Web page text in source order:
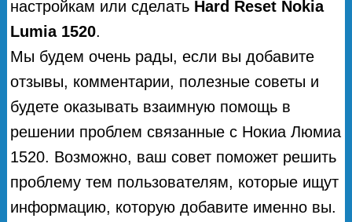
настройкам или сделать Hard Reset Nokia
Lumia 1520.
Мы будем очень рады, если вы добавите
отзывы, комментарии, полезные советы и
будете оказывать взаимную помощь в
решении проблем связанные с Нокиа Люмиа
1520. Возможно, ваш совет поможет решить
проблему тем пользователям, которые ищут
информацию, которую добавите именно вы.